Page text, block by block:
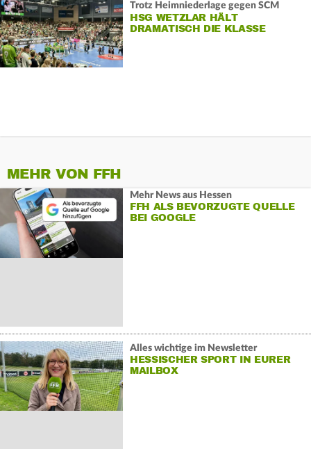
Trotz Heimniederlage gegen SCM
HSG WETZLAR HÄLT
DRAMATISCH DIE KLASSE
MEHR VON FFH
Mehr News aus Hessen
FFH ALS BEVORZUGTE QUELLE
BEI GOOGLE
Alles wichtige im Newsletter
HESSISCHER SPORT IN EURER
MAILBOX